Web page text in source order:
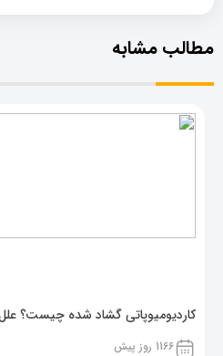
مطالب مشابه
کاردیومیوپاتی گشاد شده چیست؟
1166 روز پیش